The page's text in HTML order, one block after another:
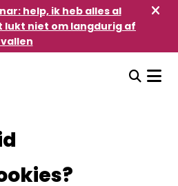
help, ik heb alles al
lukt niet om langdurig af